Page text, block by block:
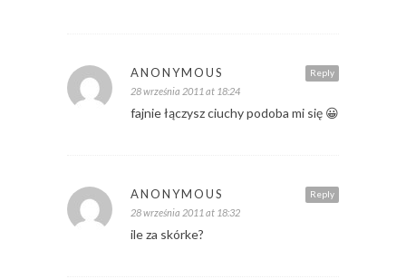
Reply
ANONYMOUS
28 września 2011 at 18:24
fajnie łączysz ciuchy podoba mi się 😀
Reply
ANONYMOUS
28 września 2011 at 18:32
ile za skórke?